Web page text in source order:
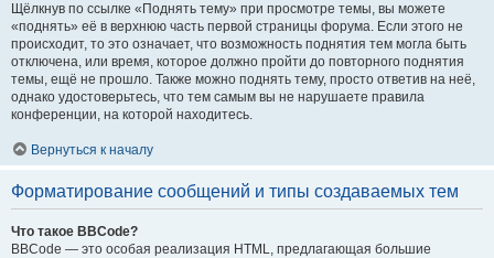
Щёлкнув по ссылке «Поднять тему» при просмотре темы, вы можете
«поднять» её в верхнюю часть первой страницы форума. Если этого не
происходит, то это означает, что возможность поднятия тем могла быть
отключена, или время, которое должно пройти до повторного поднятия
темы, ещё не прошло. Также можно поднять тему, просто ответив на неё,
однако удостоверьтесь, что тем самым вы не нарушаете правила
конференции, на которой находитесь.
Вернуться к началу
Форматирование сообщений и типы создаваемых тем
Что такое BBCode?
BBCode — это особая реализация HTML, предлагающая большие